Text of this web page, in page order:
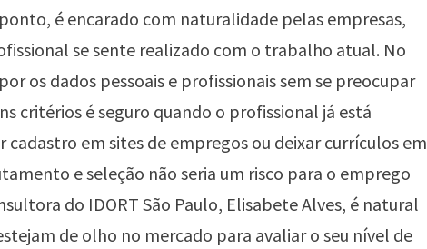
é encarado com naturalidade pelas empresas,
se sente realizado com o trabalho atual. No
os dados pessoais e profissionais sem se preocupar
critérios é seguro quando o profissional já está
cadastro em sites de empregos ou deixar currículos em
e seleção não seria um risco para o emprego
do IDORT São Paulo, Elisabete Alves, é natural
de olho no mercado para avaliar o seu nível de